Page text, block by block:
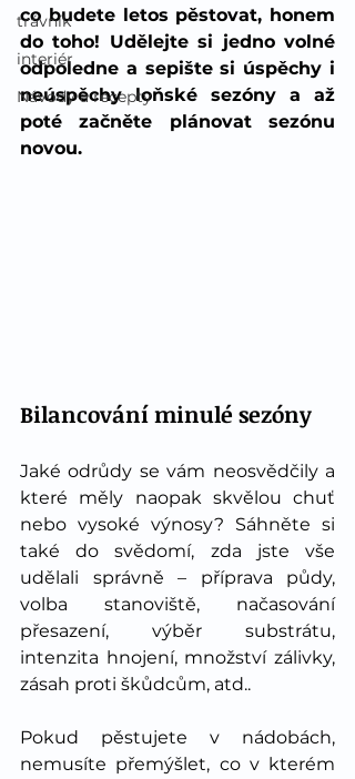
trávník
interiér
Návody a recepty
co budete letos pěstovat, honem
do toho! Udělejte si jedno volné
odpoledne a sepište si úspěchy i
neúspěchy loňské sezóny a až
poté začněte plánovat sezónu
novou.
Bilancování minulé sezóny
Jaké odrůdy se vám neosvědčily a
které měly naopak skvělou chuť
nebo vysoké výnosy? Sáhněte si
také do svědomí, zda jste vše
udělali správně – příprava půdy,
volba stanoviště, načasování
přesazení, výběr substrátu,
intenzita hnojení, množství zálivky,
zásah proti škůdcům, atd..
Pokud pěstujete v nádobách,
nemusíte přemýšlet, co v kterém